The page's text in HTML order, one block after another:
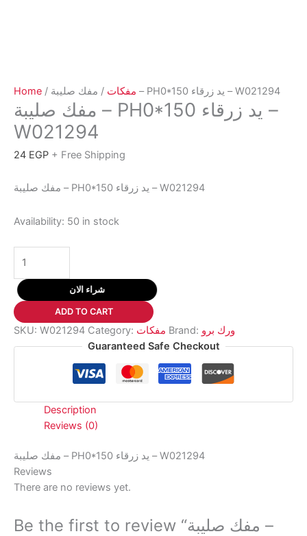
Home / مفكات / مفك صليبة – PH0*150 يد زرقاء – W021294
مفك صليبة – PH0*150 يد زرقاء –
W021294
24 EGP + Free Shipping
مفك صليبة – PH0*150 يد زرقاء – W021294
Availability: 50 in stock
صليبة
-
PH0*150
يد
زرقاء
-
شراء الان
ADD TO CART
SKU: W021294 Category: مفكات Brand: ورك برو
Guaranteed Safe Checkout
Description
Reviews (0)
مفك صليبة – PH0*150 يد زرقاء – W021294
Reviews
There are no reviews yet.
Be the first to review “مفك صليبة –